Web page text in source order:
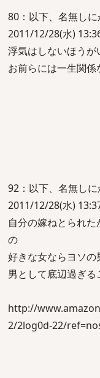
80：以下、名無しに
2011/12/28(水)
浮気はしないほうが
お前らには一生関
92：以下、名無しに
2011/12/28(水)
自分の嫁ねとられ
の
好きな女ならヨソの
男として底辺過ぎる
http://
2/2log0d-22/